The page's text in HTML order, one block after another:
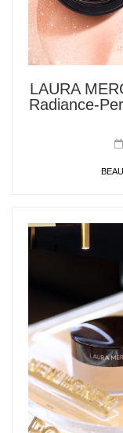
LAURA
Radiance-